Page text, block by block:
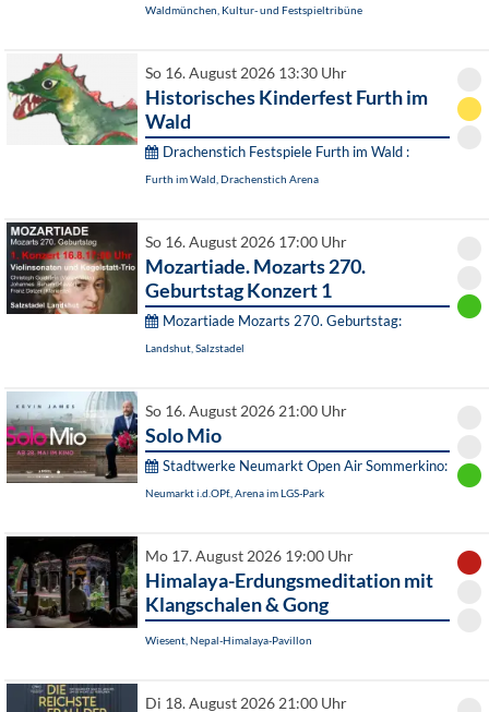
Waldmünchen, Kultur- und Festspieltribüne
So 16. August 2026 13:30 Uhr
Historisches Kinderfest Furth im
Wald
Drachenstich Festspiele Furth im Wald :
Furth im Wald, Drachenstich Arena
So 16. August 2026 17:00 Uhr
Mozartiade. Mozarts 270.
Geburtstag Konzert 1
Mozartiade Mozarts 270. Geburtstag:
Landshut, Salzstadel
So 16. August 2026 21:00 Uhr
Solo Mio
Stadtwerke Neumarkt Open Air Sommerkino:
Neumarkt i.d.OPf., Arena im LGS-Park
Mo 17. August 2026 19:00 Uhr
Himalaya-Erdungsmeditation mit
Klangschalen & Gong
Wiesent, Nepal-Himalaya-Pavillon
Di 18. August 2026 21:00 Uhr